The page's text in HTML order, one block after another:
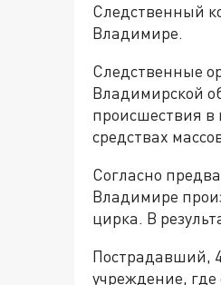
Следственный
Владимире.
Следственные
Владимирской
происшествия
средствах
Согласно
Владимире
цирка. В
Пострадавший,
учреждение,